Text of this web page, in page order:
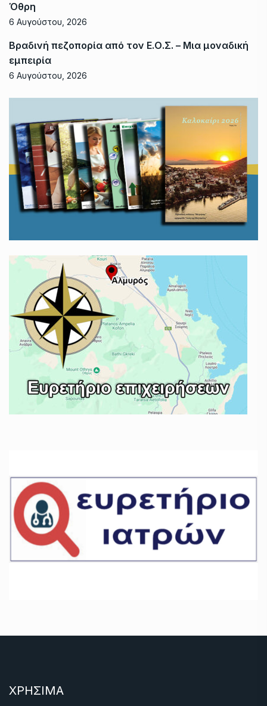
Όθρη
6 Αυγούστου, 2026
Βραδινή πεζοπορία από τον Ε.Ο.Σ. – Μια μοναδική
εμπειρία
6 Αυγούστου, 2026
ΧΡΗΣΙΜΑ